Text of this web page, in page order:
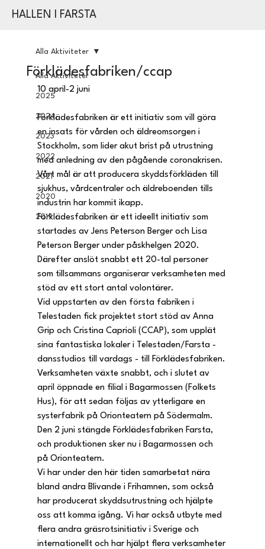
HALLEN I FARSTA
Alla Aktiviteter
2025
2024
2023
2022
2021
2020
2019
Alla Aktiviteter
Förklädesfabriken/ccap
10 april-2 juni
Förklädesfabriken är ett initiativ som vill göra
en insats för vården och äldreomsorgen i
Stockholm, som lider akut brist på utrustning
med anledning av den pågående coronakrisen.
Vårt mål är att producera skyddsförkläden till
sjukhus, vårdcentraler och äldreboenden tills
industrin har kommit ikapp.
Förklädesfabriken är ett ideellt initiativ som
startades av Jens Peterson Berger och Lisa
Peterson Berger under påskhelgen 2020.
Därefter anslöt snabbt ett 20-tal personer
som tillsammans organiserar verksamheten med
stöd av ett stort antal volontärer.
Vid uppstarten av den första fabriken i
Telestaden fick projektet stort stöd av Anna
Grip och Cristina Caprioli (CCAP), som upplät
sina fantastiska lokaler i Telestaden/Farsta -
dansstudios till vardags - till Förklädesfabriken.
Verksamheten växte snabbt, och i slutet av
april öppnade en filial i Bagarmossen (Folkets
Hus), för att sedan följas av ytterligare en
systerfabrik på Orionteatern på Södermalm.
Den 2 juni stängde Förklädesfabriken Farsta,
och produktionen sker nu i Bagarmossen och
på Orionteatern.
Vi har under den här tiden samarbetat nära
bland andra Blivande i Frihamnen, som också
har producerat skyddsutrustning och hjälpte
oss att komma igång. Vi har också utbyte med
flera andra gräsrotsinitiativ i Sverige och
internationellt och har hjälpt flera verksamheter